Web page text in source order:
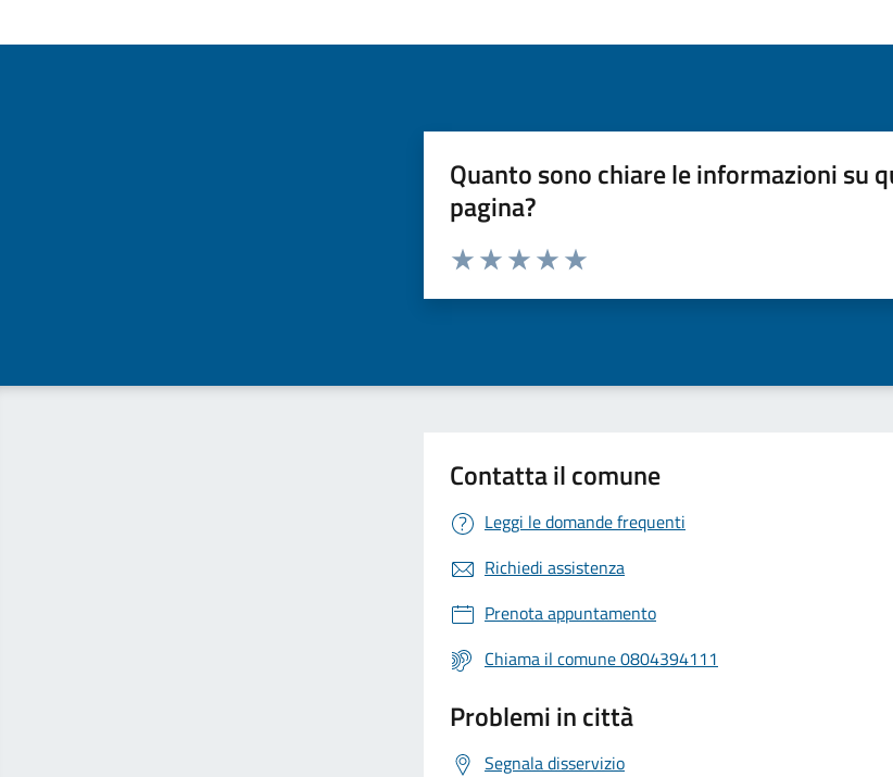
Quanto sono chiare le informazioni su
pagina?
Valuta da 1 a 5 stelle la pagina
Contatta il comune
Leggi le domande frequenti
Richiedi assistenza
Prenota appuntamento
Chiama il comune 0804394111
Problemi in città
Segnala disservizio